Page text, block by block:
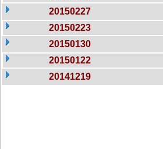
20150227
20150223
20150130
20150122
20141219